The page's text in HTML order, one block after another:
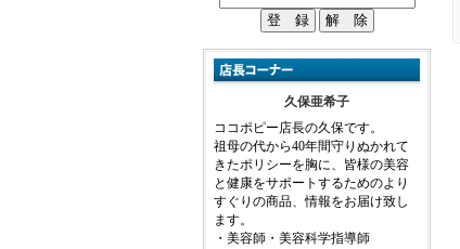
久保亜希子
ココポピー店長の久保です。
祖母の代から40年間守りぬかれて
きたポリシーを胸に、皆様の美容
と健康をサポートするためのより
すぐりの商品、情報をお届け致し
ます。
・美容師・美容科学指導師